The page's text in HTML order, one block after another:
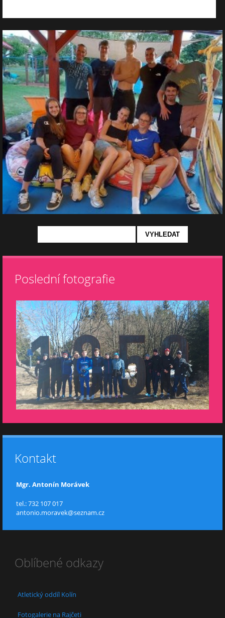
Poslední fotografie
Kontakt
Mgr. Antonín Morávek
tel.: 732 107 017
antonio.moravek@seznam.cz
Oblíbené odkazy
Atletický oddíl Kolín
Fotogalerie na Rajčeti